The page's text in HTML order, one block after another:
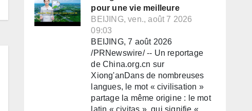
pour une vie meilleure
BEIJING, ven., août 7 2026
09:03
BEIJING, 7 août 2026
/PRNewswire/ -- Un reportage
de China.org.cn sur
Xiong'anDans de nombreuses
langues, le mot « civilisation »
partage la même origine : le mot
latin « civitas », qui signifie «…